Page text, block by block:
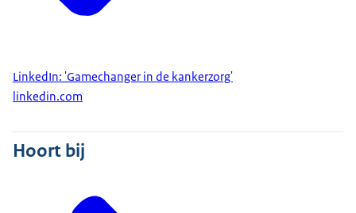
LinkedIn: 'Gamechanger in de kankerzorg'
linkedin.com
Hoort bij